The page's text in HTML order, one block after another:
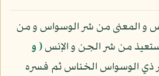
و المعنى من شر الوسواس و من
من شر الجن و الإنس( و
ذي الوسواس الخناس ثم فسره